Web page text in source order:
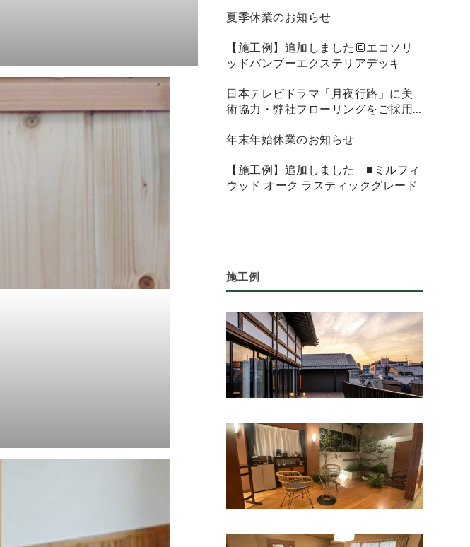
夏季休業のお知らせ
【施工例】追加しました🔳エコソリ
ッドバンブーエクステリアデッキ
日本テレビドラマ「月夜行路」に美
術協力・弊社フローリングをご採用
年末年始休業のお知らせ
【施工例】追加しました ■ミルフィ
ウッド オーク ラスティックグレード
施工例